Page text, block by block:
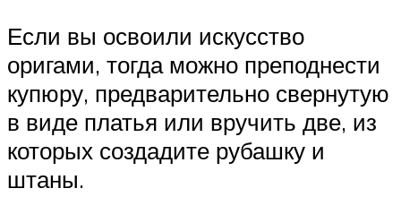
Если вы освоили искусство
оригами, тогда можно преподнести
купюру, предварительно свернутую
в виде платья или вручить две, из
которых создадите рубашку и
штаны.